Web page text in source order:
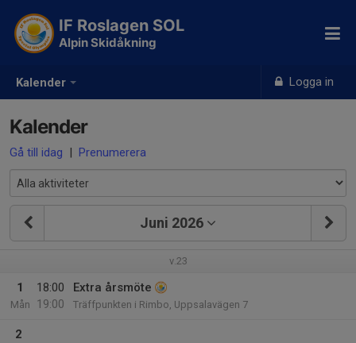
Kalender Logga in
IF Roslagen SOL
Alpin Skidåkning
Kalender
Gå till idag | Prenumerera
Juni 2026
v.23
1
Mån
18:00
19:00
Extra årsmöte
Träffpunkten i Rimbo, Uppsalavägen 7
2